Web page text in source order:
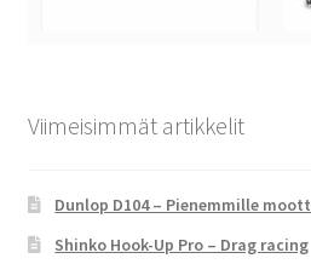
Viimeisimmät artikkelit
Dunlop D104 – Pienemmille
Shinko Hook-Up Pro – Drag racing